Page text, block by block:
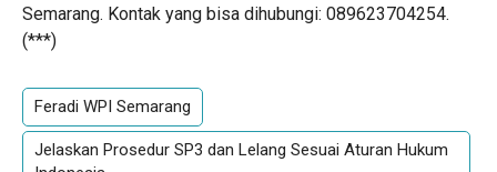
Semarang. Kontak yang bisa dihubungi: 089623704254.
(***)
Feradi WPI Semarang
Jelaskan Prosedur SP3 dan Lelang Sesuai Aturan Hukum